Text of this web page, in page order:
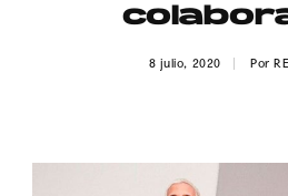
© 2015-2022 UMOMAG. PROPIEDAD
8 julio, 2020 Por